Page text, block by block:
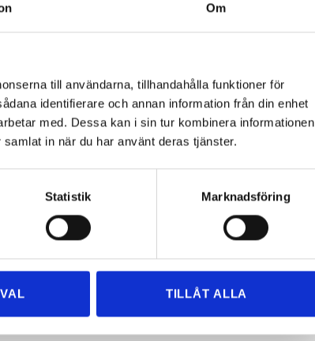
Om
till användarna, tillhandahålla funktioner för
identifierare och annan information från din enhet
med. Dessa kan i sin tur kombinera informationen
in när du har använt deras tjänster.
Statistik Marknadsföring
TILLÅT ALLA
kontakta oss